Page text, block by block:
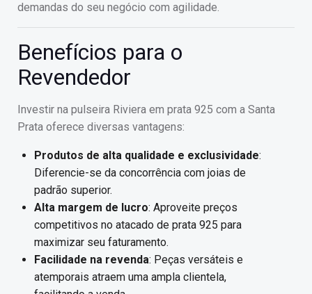
demandas do seu negócio com agilidade.
Benefícios para o
Revendedor
Investir na pulseira Riviera em prata 925 com a Santa
Prata oferece diversas vantagens:
Produtos de alta qualidade e exclusividade:
Diferencie-se da concorrência com joias de
padrão superior.
Alta margem de lucro: Aproveite preços
competitivos no atacado de prata 925 para
maximizar seu faturamento.
Facilidade na revenda: Peças versáteis e
atemporais atraem uma ampla clientela,